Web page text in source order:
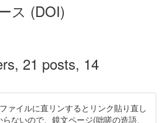
ス (DOI)
21 posts, 14
ァイルに直リンするとリンク貼り直し
ないので、鏡文ページ(咄嗟の造語、